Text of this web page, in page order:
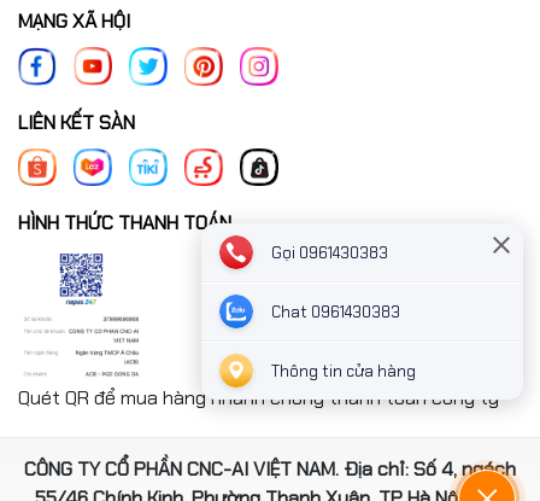
MẠNG XÃ HỘI
LIÊN KẾT SÀN
HÌNH THỨC THANH TOÁN
Quét QR để mua hàng nhanh chóng thanh toán công ty
CÔNG TY CỔ PHẦN CNC-AI VIỆT NAM. Địa chỉ: Số 4, ngách
Gọi 0961430383
Chat 0961430383
Thông tin cửa hàng